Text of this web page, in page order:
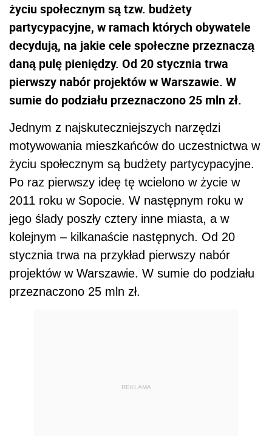
życiu społecznym są tzw. budżety
partycypacyjne, w ramach których obywatele
decydują, na jakie cele społeczne przeznaczą
daną pulę pieniędzy. Od 20 stycznia trwa
pierwszy nabór projektów w Warszawie. W
sumie do podziału przeznaczono 25 mln zł.
Jednym z najskuteczniejszych narzędzi
motywowania mieszkańców do uczestnictwa w
życiu społecznym są budżety partycypacyjne.
Po raz pierwszy ideę tę wcielono w życie w
2011 roku w Sopocie. W następnym roku w
jego ślady poszły cztery inne miasta, a w
kolejnym – kilkanaście następnych. Od 20
stycznia trwa na przykład pierwszy nabór
projektów w Warszawie. W sumie do podziału
przeznaczono 25 mln zł.
REKLAMA